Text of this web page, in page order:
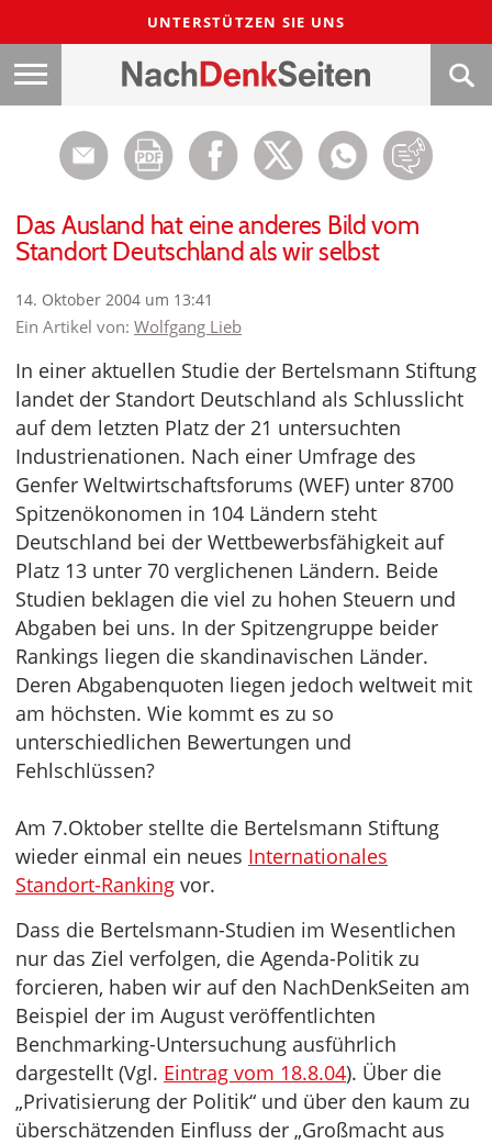
UNTERSTÜTZEN SIE UNS
Das Ausland hat eine anderes Bild vom
Standort Deutschland als wir selbst
14. Oktober 2004 um 13:41
Ein Artikel von: Wolfgang Lieb
In einer aktuellen Studie der Bertelsmann Stiftung
landet der Standort Deutschland als Schlusslicht
auf dem letzten Platz der 21 untersuchten
Industrienationen. Nach einer Umfrage des
Genfer Weltwirtschaftsforums (WEF) unter 8700
Spitzenökonomen in 104 Ländern steht
Deutschland bei der Wettbewerbsfähigkeit auf
Platz 13 unter 70 verglichenen Ländern. Beide
Studien beklagen die viel zu hohen Steuern und
Abgaben bei uns. In der Spitzengruppe beider
Rankings liegen die skandinavischen Länder.
Deren Abgabenquoten liegen jedoch weltweit mit
am höchsten. Wie kommt es zu so
unterschiedlichen Bewertungen und
Fehlschlüssen?
Am 7.Oktober stellte die Bertelsmann Stiftung
wieder einmal ein neues Internationales
Standort-Ranking vor.
Dass die Bertelsmann-Studien im Wesentlichen
nur das Ziel verfolgen, die Agenda-Politik zu
forcieren, haben wir auf den NachDenkSeiten am
Beispiel der im August veröffentlichten
Benchmarking-Untersuchung ausführlich
dargestellt (Vgl. Eintrag vom 18.8.04). Über die
„Privatisierung der Politik“ und über den kaum zu
überschätzenden Einfluss der „Großmacht aus